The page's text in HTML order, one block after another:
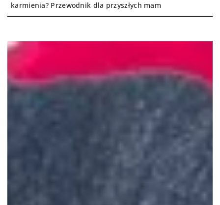
karmienia? Przewodnik dla przyszłych mam